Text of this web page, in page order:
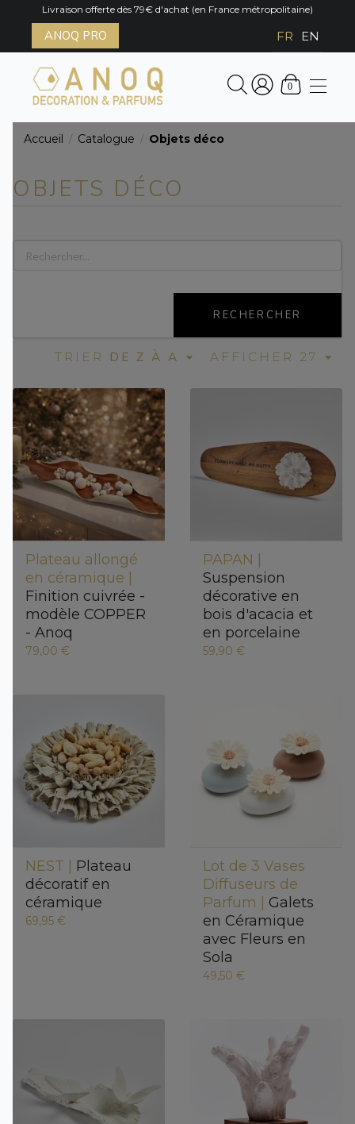
Livraison offerte dès 79€ d'achat (en France métropolitaine)
ANOQ PRO FR EN
0
Accueil / Catalogue / Objets déco
OBJETS DÉCO
RECHERCHER
AFFICHER 27
TRIER DE Z À A
Plateau allongé
en céramique |
Finition cuivrée -
modèle COPPER
- Anoq
79,00 €
PAPAN |
Suspension
décorative en
bois d'acacia et
en porcelaine
59,90 €
NEST | Plateau
décoratif en
céramique
69,95 €
Lot de 3 Vases
Diffuseurs de
Parfum | Galets
en Céramique
avec Fleurs en
Sola
49,50 €